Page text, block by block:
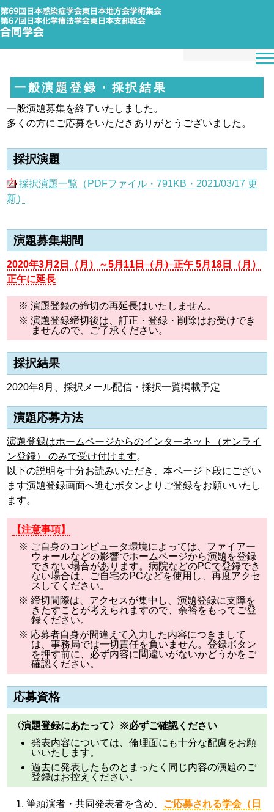
一般演題登録・採択結果
一般演題募集を終了いたしました。
多くの方にご応募をいただきありがとうございました。
採択演題
採択演題一覧（PDFファイル・791KB・2021/03/17 更
新）
演題募集期間
2020年3月2日（月）～5月11日（月）正午 5月18日（月）
正午に延長
※ 演題登録の締切の再延長はいたしません。
※ 演題登録締切後は、訂正・登録・削除はお受けでき
ませんので、ご了承ください。
採択結果
2020年8月、採択メール配信・採択一覧掲載予定
演題応募方法
演題登録はホームページからのインターネット（オンライ
ン登録） のみで受け付けます。
以下の説明を十分お読みいただき、本ページ下段にござい
ます演題登録画面へ進むボタンよりご登録をお願いいたし
ます。
【注意事項】
※ ご自身のコンピュータ環境によっては、ファイアー
ウォールなどの影響でホームページから演題を登録
できない場合があります。病院などのPCで登録でき
ない場合は、ご自宅のPCなどを使用し、再度アクセ
スしてください。
※ 締切間際は、アクセスが集中し、演題登録に支障を
きたすことが考えられますので、余裕をもってご登
録ください。
※ 応募者自身が間違えて入力した内容につきまして
は、事務局では一切責任を負いません。登録ボタン
を押す前に、必ず内容に間違いがないかどうかをご
確認ください。
応募資格
〈演題登録にあたって〉※必ずご確認ください
発表内容については、倫理面にも十分な配慮をお願
いいたします。
過去に発表したものとまったく同じ内容の演題のご
登録はお控えください。
筆頭演者・共同発表者を含め、 ご応募される学会（日